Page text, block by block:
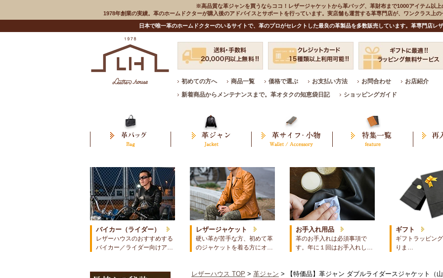
※高品質な革ジャンを買うならココ！レザージャケットから革バッグ、革財布まで1000アイテム以上
1978年創業の実績。革のホームドクターが購入後のアドバイスとサポートを行っています。実店舗も運営する革専門店が、ワンクラス上
日本で唯一革のホームドクターのいるサイトで、革のプロがセレクトした最良の革製品を多数販売しています。革専門店レ
初めての方へ 商品一覧 価格で選ぶ お支払い方法 お問合わせ
お店紹介
新着商品からメンテナンスまで。革オタクの知恵袋日記
ショッピングガイド
バイカー（ライダー）
レザーハウスのおすすめする
バイカー／ライダー向けア…
レザージャケット
硬い革が苦手な方、初めて革
のジャケットを着る方にオ…
お手入れ用品
革のお手入れは必須事項で
す。年に１回はお手入れし…
ギフト
ギフトラッピン
りま…
レザーハウス TOP > 革ジャン > 【特価品】革ジャン ダブルライダースジャケット（